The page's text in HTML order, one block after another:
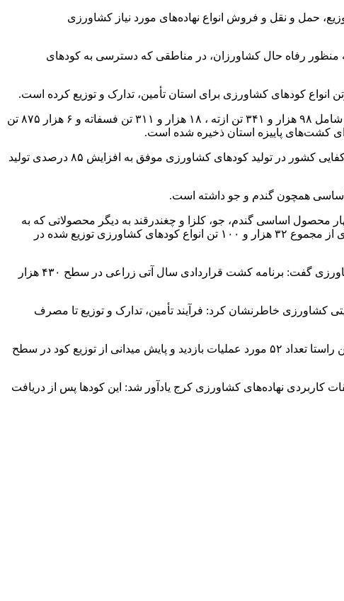
حمل و نقل و فروش انواع نهاده‌های مورد نیاز کشاورزی
کرد: در یکسال گذشته به منظور رفاه حال کشاورزان، در مناطقی که دسترسی به کودهای
وی با اشاره به برنامه کودی استان در سالجاری که ۱۲۳ هزار تن انواع کودهای کشاورزی ازته، فسفاته و پتاسه است افزود: این میزان شامل ۹۸ هزار و ۳۴۱ تن ازته ، ۱۸ هزار و ۳۱۱ تن فسفاته و ۶ هزار ۸۷۵ تن
مدیرشرکت خدمات حمایتی کشاورزی استان همدان متذکر شد: شرکت خدمات حمایتی کشاورزی با تلاش و پشتکار و در راستای خودکفایی کشور در تولید کودهای کشاورزی موفق به افزایش ۸۵ درصدی تولید
اساسی همچون گندم و جو داشته است.
محصول اساسی گندم، جو، کلزا و چغندرقند به دیگر محصولاتی که به
عنوان الگوی کشت در استان معرفی شده‌اند کودهای کشاورزی یارانه دار تخصیص یافته است تصریح کرد: در پنج ماهه ابتدایی سالجاری از مجموع ۳۲ هزار و ۱۰۰ تن انواع کودهای کشاورزی توزیع شده در
وی با اشاره به ابلاغ برنامه کشت قراردادی سه محصول گندم‏، جو و دانه‌های روغنی در سال زراعی ۱۴۰۳-۱۴۰۲ توسط وزیر جهاد کشاورزی گفت: برنامه کشت قراردادی سال آتی زراعی در سطح ۴۳۰ هزار
خاطرنشان کرد: فرآیند تأمین، تدارک و توزیع تا مصرف
وی بیان کرد: اگر کود تقلبی و بی‌کیفیت وارد برنامه توزیع شود به طور سیستماتیک شناسایی و از چرخه توزیع خارج می‌شود که در همین راستا تعداد ۵۲ مورد عملیات بازدید و پایش میدانی از توزیع کود در سطح
به مرکز تحقیقات کاربردی نهاده‌های کشاورزی کرج یادآور شد: این کودها پس از دریافت